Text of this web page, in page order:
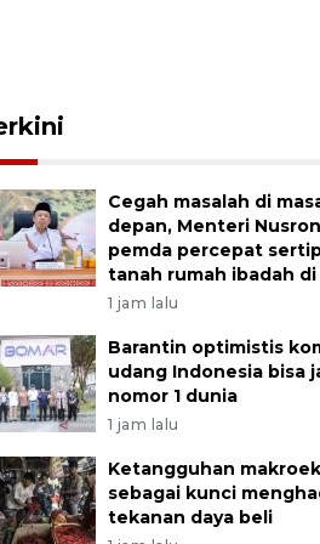
Cegah masalah di
depan, Menteri
pemda percepat
tanah rumah ibadah di
1 jam lalu
Barantin optimistis
udang Indonesia bisa
nomor 1 dunia
1 jam lalu
Ketangguhan
sebagai kunci
tekanan daya beli